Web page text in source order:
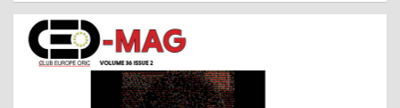
c
h
i